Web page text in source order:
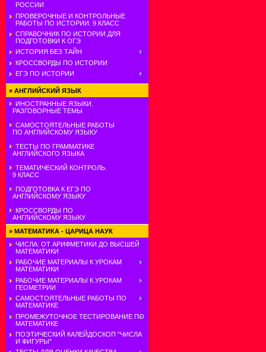
РОССИИ
ПРОВЕРОЧНЫЕ И КОНТРОЛЬНЫЕ
РАБОТЫ ПО ИСТОРИИ. 9 КЛАСС
СПРАВОЧНИК ПО ИСТОРИИ ДЛЯ
ПОДГОТОВКИ К ОГЭ
ИСТОРИЯ БЕЗ ТАЙН
КРОССВОРДЫ ПО ИСТОРИИ
ЕГЭ ПО ИСТОРИИ
» АНГЛИЙСКИЙ ЯЗЫК
ИНОСТРАННЫЕ ЯЗЫКИ.
РАЗГОВОРНЫЕ ТЕМЫ
САМОСТОЯТЕЛЬНЫЕ РАБОТЫ
ПО АНГЛИЙСКОМУ ЯЗЫКУ
ТЕСТЫ ПО ГРАММАТИКЕ
АНГЛИЙСКОГО ЯЗЫКА
ТЕМАТИЧЕСКИЙ КОНТРОЛЬ.
9 КЛАСС
ПОДГОТОВКА К ЕГЭ ПО
АНГЛИЙСКОМУ ЯЗЫКУ
КРОССВОРДЫ ПО
АНГЛИЙСКОМУ ЯЗЫКУ
» МАТЕМАТИКА - ЦАРИЦА НАУК
ЧИСЛА: ОТ АРИФМЕТИКИ ДО ВЫСШЕЙ
МАТЕМАТИКИ
РАБОЧИЕ МАТЕРИАЛЫ К УРОКАМ
МАТЕМАТИКИ
РАБОЧИЕ МАТЕРИАЛЫ К УРОКАМ
ГЕОМЕТРИИ
САМОСТОЯТЕЛЬНЫЕ РАБОТЫ ПО
МАТЕМАТИКЕ
ПРОМЕЖУТОЧНОЕ ТЕСТИРОВАНИЕ ПО
МАТЕМАТИКЕ
ПОЭТИЧЕСКИЙ КАЛЕЙДОСКОП "ЧИСЛА
И ФИГУРЫ"